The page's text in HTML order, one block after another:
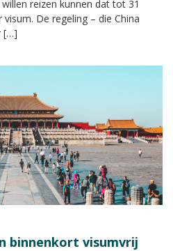
reizen kunnen dat tot 31
De regeling – die China
[…]
binnenkort visumvrij